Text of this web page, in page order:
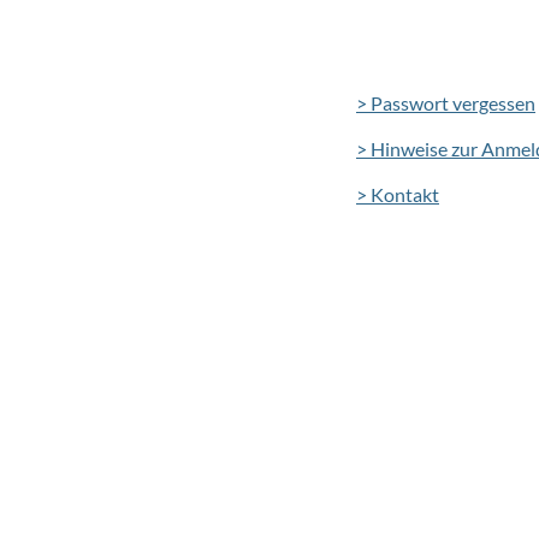
> Passwort vergessen
> Hinweise zur
> Kontakt